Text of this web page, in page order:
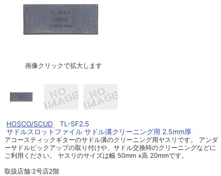
画像クリックで拡大します
HOSCO/SCUD TL-SF2.5
サドルスロットファイル サドル溝クリーニング用 2.5mm厚
アコースティックギターのサドル溝のクリーニング用ヤスリです。 アンダ
ーサドルピックアップの取り付けや、サドル交換時のクリーニングなどに
ご利用ください。 ヤスリのサイズは幅 50mm x高 20mmです。
取扱店舗:2号店2階